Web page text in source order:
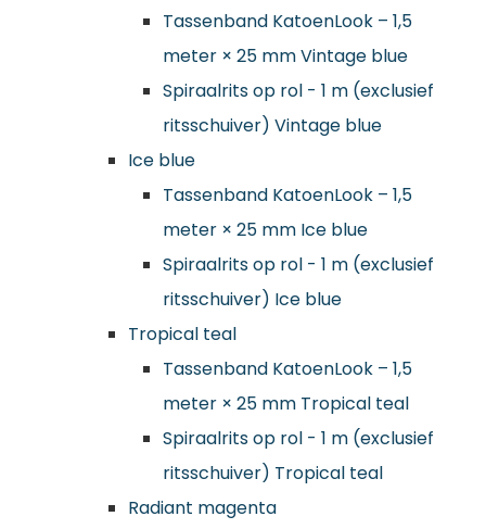
Tassenband KatoenLook – 1,5
meter × 25 mm Vintage blue
Spiraalrits op rol - 1 m (exclusief
ritsschuiver) Vintage blue
Ice blue
Tassenband KatoenLook – 1,5
meter × 25 mm Ice blue
Spiraalrits op rol - 1 m (exclusief
ritsschuiver) Ice blue
Tropical teal
Tassenband KatoenLook – 1,5
meter × 25 mm Tropical teal
Spiraalrits op rol - 1 m (exclusief
ritsschuiver) Tropical teal
Radiant magenta